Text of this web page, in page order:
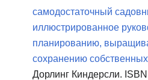
самодостаточный
иллюстрированное
планированию,
сохранению
Дорлинг Киндерсли.